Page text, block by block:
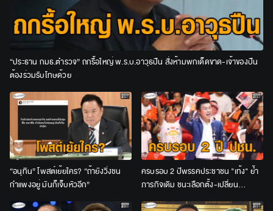
“ประธาน กมธ.ตำรวจ” ถกรื้อใหญ่ พ.ร.บ.อาวุธปืน สั่งห้ามพกเด็ดขาด-เจ้าของปืน
ต้องร่วมรับโทษด้วย
“อนุทิน” โพสต์เย้ยใคร? “ถ้ายังวิ่งชน
กำแพงอยู่ มันก็เจ็บหัวอีก”
ครบรอบ 2 ปีพรรคประชาชน "เท้ง" ย้ำ
ภารกิจเดิม ชนะเลือกตั้ง-เปลี่ยน
ประเทศ-คืนอำนาจให้ประชาชน